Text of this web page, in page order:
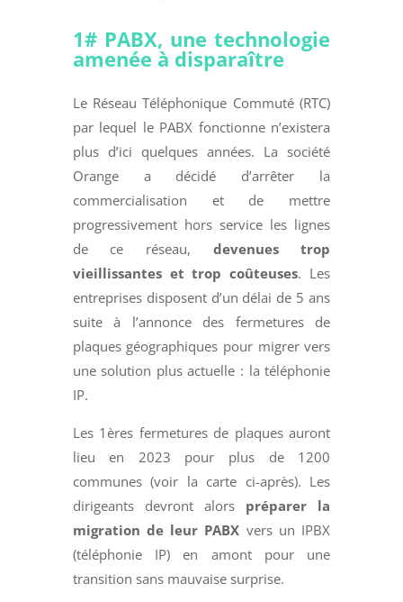
1# PABX, une technologie
amenée à disparaître
Le Réseau Téléphonique Commuté (RTC)
par lequel le PABX fonctionne n’existera
plus d’ici quelques années. La société
Orange a décidé d’arrêter la
commercialisation et de mettre
progressivement hors service les lignes
de ce réseau, devenues trop
vieillissantes et trop coûteuses. Les
entreprises disposent d’un délai de 5 ans
suite à l’annonce des fermetures de
plaques géographiques pour migrer vers
une solution plus actuelle : la téléphonie
IP.
Les 1ères fermetures de plaques auront
lieu en 2023 pour plus de 1200
communes (voir la carte ci-après). Les
dirigeants devront alors préparer la
migration de leur PABX vers un IPBX
(téléphonie IP) en amont pour une
transition sans mauvaise surprise.